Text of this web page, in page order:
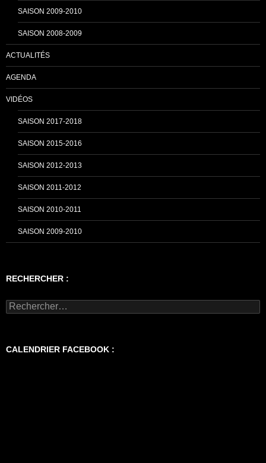
SAISON 2009-2010
SAISON 2008-2009
ACTUALITÉS
AGENDA
VIDÉOS
SAISON 2017-2018
SAISON 2015-2016
SAISON 2012-2013
SAISON 2011-2012
SAISON 2010-2011
SAISON 2009-2010
RECHERCHER :
Rechercher :
CALENDRIER FACEBOOK :